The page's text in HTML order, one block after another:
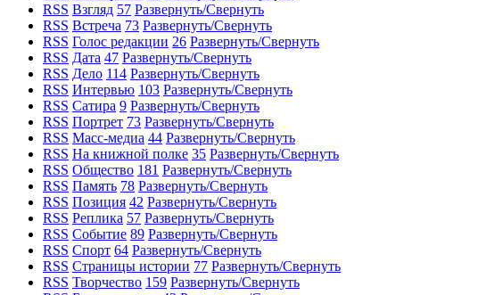
RSS Взгляд 57 Развернуть/Свернуть
RSS Встреча 73 Развернуть/Свернуть
RSS Голос редакции 26 Развернуть/Свернуть
RSS Дата 47 Развернуть/Свернуть
RSS Дело 114 Развернуть/Свернуть
RSS Интервью 103 Развернуть/Свернуть
RSS Сатира 9 Развернуть/Свернуть
RSS Портрет 73 Развернуть/Свернуть
RSS Масс-медиа 44 Развернуть/Свернуть
RSS На книжной полке 35 Развернуть/Свернуть
RSS Общество 181 Развернуть/Свернуть
RSS Память 78 Развернуть/Свернуть
RSS Позиция 42 Развернуть/Свернуть
RSS Реплика 57 Развернуть/Свернуть
RSS Событие 89 Развернуть/Свернуть
RSS Спорт 64 Развернуть/Свернуть
RSS Страницы истории 77 Развернуть/Свернуть
RSS Творчество 159 Развернуть/Свернуть